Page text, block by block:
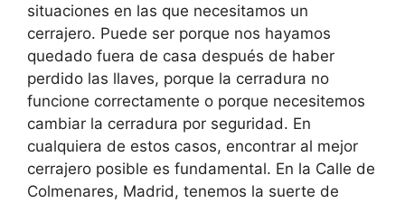
situaciones en las que necesitamos un
cerrajero. Puede ser porque nos hayamos
quedado fuera de casa después de haber
perdido las llaves, porque la cerradura no
funcione correctamente o porque necesitemos
cambiar la cerradura por seguridad. En
cualquiera de estos casos, encontrar al mejor
cerrajero posible es fundamental. En la Calle de
Colmenares, Madrid, tenemos la suerte de